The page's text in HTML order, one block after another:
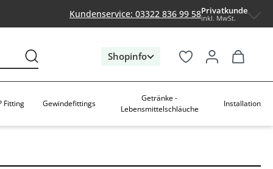
Kundenservice: 03322 836 99 58Privatkunde
inkl. MwSt.
Shopinfo
Fitting Gewindefittings
Getränke -
Lebensmittelschläuche
Installation